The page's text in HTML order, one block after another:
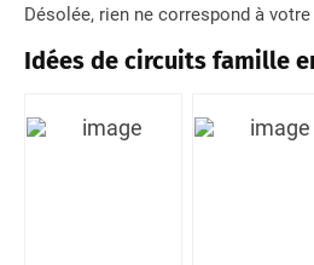
Désolée, rien ne correspond à
Idées de circuits famille